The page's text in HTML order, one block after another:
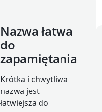
Nazwa łatwa
do
zapamiętania
Krótka i chwytliwa
nazwa jest
łatwiejsza do